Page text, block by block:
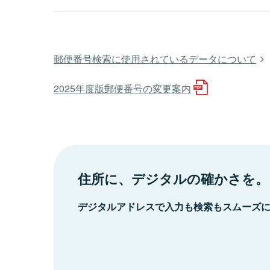
郵便番号検索に使用されているデータについて
2025年度版郵便番号の変更案内
住所に、デジタルの確かさを。
デジタルアドレスで入力も検索もスムーズ